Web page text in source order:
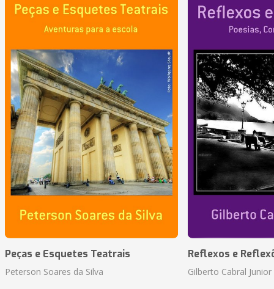
Peças e Esquetes Teatrais
Peterson Soares da Silva
Reflexos e
Gilberto Cabral Junior